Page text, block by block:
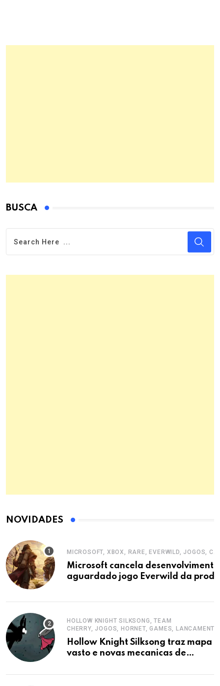
BUSCA
NOVIDADES
MICROSOFT, XBOX, RARE, EVERWILD, JOGOS,
Microsoft cancela
aguardado jogo Everwild da
HOLLOW KNIGHT SILKSONG, TEAM
CHERRY, JOGOS, HORNET, GAMES, LANCAMENTO
Hollow Knight Silksong traz mapa
vasto e novas mecanicas de